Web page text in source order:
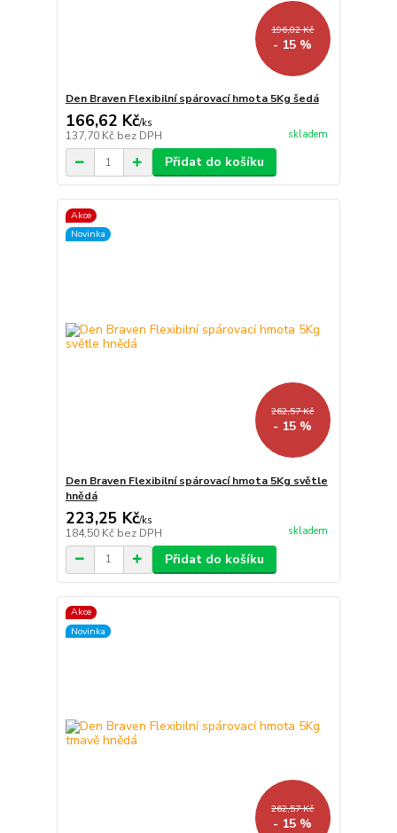
196,02 Kč
- 15 %
Den Braven Flexibilní spárovací hmota 5Kg šedá
166,62 Kč/ks
137,70 Kč bez DPH skladem
Přidat do košíku
Akce
Novinka
262,57 Kč
- 15 %
Den Braven Flexibilní spárovací hmota 5Kg světle
hnědá
223,25 Kč/ks
184,50 Kč bez DPH skladem
Přidat do košíku
Akce
Novinka
262,57 Kč
- 15 %